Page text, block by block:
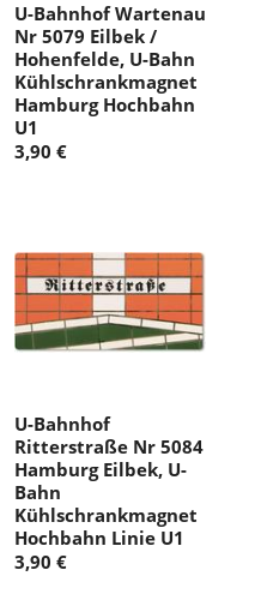
U-Bahnhof Wartenau
Nr 5079 Eilbek /
Hohenfelde, U-Bahn
Kühlschrankmagnet
Hamburg Hochbahn
U1
3,90 €
U-Bahnhof
Ritterstraße Nr 5084
Hamburg Eilbek, U-
Bahn
Kühlschrankmagnet
Hochbahn Linie U1
3,90 €